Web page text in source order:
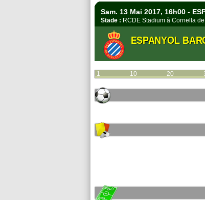
Sam. 13 Mai 2017, 16h00 -
Stade : RCDE Stadium à Cornella
ESPANYOL
1 10 20